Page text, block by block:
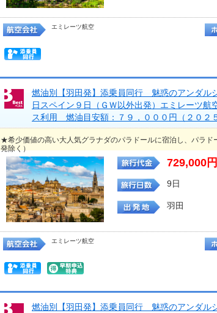
エミレーツ航空
燃油別【羽田発】添乗員同行 魅惑のアンダ
日スペイン９日（ＧＷ以外出発）エミレーツ
ス利用 燃油目安額：７９，０００円（２０２
★希少価値の高い大人気グラナダのパラドールに宿泊し、パラ
発除く）
729,000
9日
羽田
エミレーツ航空
燃油別【羽田発】添乗員同行 魅惑のアンダ